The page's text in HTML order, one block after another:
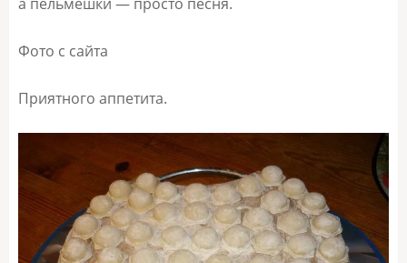
Фото с сайта
Приятного аппетита.